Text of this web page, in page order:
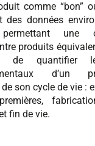
comme “bon”
des données
une
produits
de quantifier
d’un
de son cycle de vie :
fin de vie.